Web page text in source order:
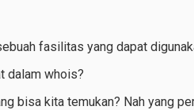
fasilitas yang dapat
dalam whois?
bisa kita temukan? Nah yang